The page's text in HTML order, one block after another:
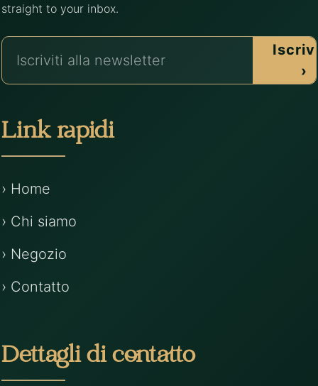
straight to your inbox.
›
Link rapidi
› Home
› Chi siamo
› Negozio
› Contatto
Dettagli di contatto